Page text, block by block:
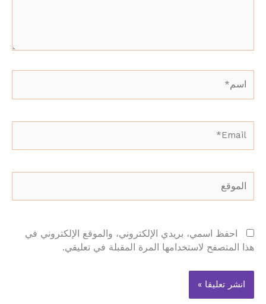
احفظ اسمي، بريدي الإلكتروني، والموقع الإلكتروني في
هذا المتصفح لاستخدامها المرة المقبلة في تعليقي.